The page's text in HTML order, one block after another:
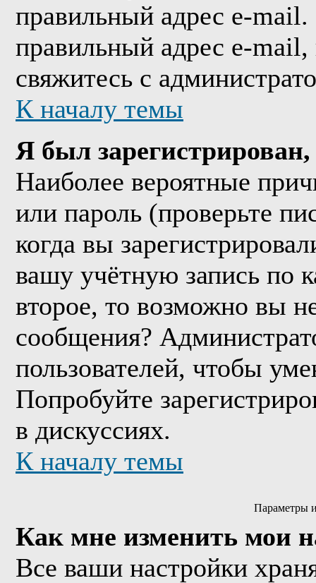
правильный адрес e-
правильный адрес e-
свяжитесь с
К началу темы
Я был
Наиболее вероятные
или пароль (проверьте
когда вы
вашу учётную запись по
второе, то возможно вы
сообщения?
пользователей, чтобы
Попробуйте
в дискуссиях.
К началу темы
Параметры
Как мне изменить мои
Все ваши настройки